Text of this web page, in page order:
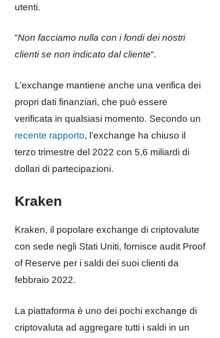
utenti.
“Non facciamo nulla con i fondi dei nostri
clienti se non indicato dal cliente“.
L’exchange mantiene anche una verifica dei
propri dati finanziari, che può essere
verificata in qualsiasi momento. Secondo un
recente rapporto, l’exchange ha chiuso il
terzo trimestre del 2022 con 5,6 miliardi di
dollari di partecipazioni.
Kraken
Kraken, il popolare exchange di criptovalute
con sede negli Stati Uniti, fornisce audit Proof
of Reserve per i saldi dei suoi clienti da
febbraio 2022.
La piattaforma è uno dei pochi exchange di
criptovaluta ad aggregare tutti i saldi in un